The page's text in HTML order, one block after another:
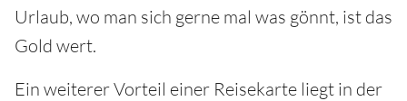
Urlaub, wo man sich gerne mal was gönnt, ist das
Gold wert.
Ein weiterer Vorteil einer Reisekarte liegt in der